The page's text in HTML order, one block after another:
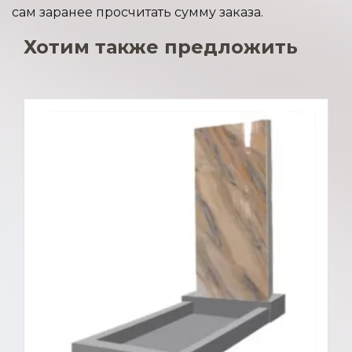
ст900*400*(45-50)*/п550*160*120
ст900*400*70 Дер /
сам заранее просчитать сумму заказа.
Хотим также предложить